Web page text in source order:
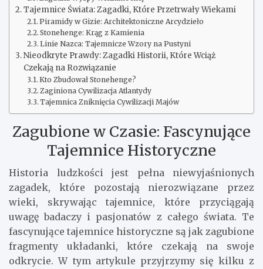
Tajemnice Świata: Zagadki, Które Przetrwały Wiekami
Piramidy w Gizie: Architektoniczne Arcydzieło
Stonehenge: Krąg z Kamienia
Linie Nazca: Tajemnicze Wzory na Pustyni
Nieodkryte Prawdy: Zagadki Historii, Które Wciąż
Czekają na Rozwiązanie
Kto Zbudował Stonehenge?
Zaginiona Cywilizacja Atlantydy
Tajemnica Zniknięcia Cywilizacji Majów
Zagubione w Czasie: Fascynujące
Tajemnice Historyczne
Historia ludzkości jest pełna niewyjaśnionych
zagadek, które pozostają nierozwiązane przez
wieki, skrywając tajemnice, które przyciągają
uwagę badaczy i pasjonatów z całego świata. Te
fascynujące tajemnice historyczne są jak zagubione
fragmenty układanki, które czekają na swoje
odkrycie. W tym artykule przyjrzymy się kilku z